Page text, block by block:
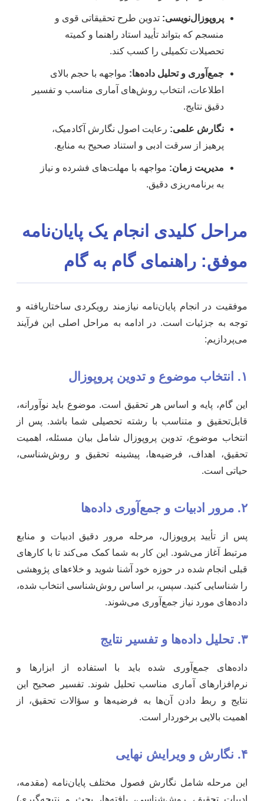
پروپوزال‌نویسی:تدوین طرح تحقیقاتی قوی و
منسجم که بتواند تأیید استاد راهنما و کمیته
تحصیلات تکمیلی را کسب کند.
جمع‌آوری و تحلیل داده‌ها:مواجهه با حجم بالای
اطلاعات، انتخاب روش‌های آماری مناسب و تفسیر
دقیق نتایج.
نگارش علمی:رعایت اصول نگارش آکادمیک،
پرهیز از سرقت ادبی و استناد صحیح به منابع.
مدیریت زمان:مواجهه با مهلت‌های فشرده و نیاز
به برنامه‌ریزی دقیق.
مراحل کلیدی انجام یک پایان‌نامه
موفق: راهنمای گام به گام
موفقیت در انجام پایان‌نامه نیازمند رویکردی ساختاریافته و
توجه به جزئیات است. در ادامه به مراحل اصلی این فرآیند
می‌پردازیم:
این گام، پایه و اساس هر تحقیق است. موضوع باید نوآورانه،
قابل‌تحقیق و متناسب با رشته تحصیلی شما باشد. پس از
انتخاب موضوع، تدوین پروپوزال شامل بیان مسئله، اهمیت
تحقیق، اهداف، فرضیه‌ها، پیشینه تحقیق و روش‌شناسی،
حیاتی است.
پس از تأیید پروپوزال، مرحله مرور دقیق ادبیات و منابع
مرتبط آغاز می‌شود. این کار به شما کمک می‌کند تا با کارهای
قبلی انجام شده در حوزه خود آشنا شوید و خلاءهای پژوهشی
را شناسایی کنید. سپس، بر اساس روش‌شناسی انتخاب شده،
داده‌های مورد نیاز جمع‌آوری می‌شوند.
داده‌های جمع‌آوری شده باید با استفاده از ابزارها و
نرم‌افزارهای آماری مناسب تحلیل شوند. تفسیر صحیح این
نتایج و ربط دادن آن‌ها به فرضیه‌ها و سؤالات تحقیق، از
اهمیت بالایی برخوردار است.
این مرحله شامل نگارش فصول مختلف پایان‌نامه (مقدمه،